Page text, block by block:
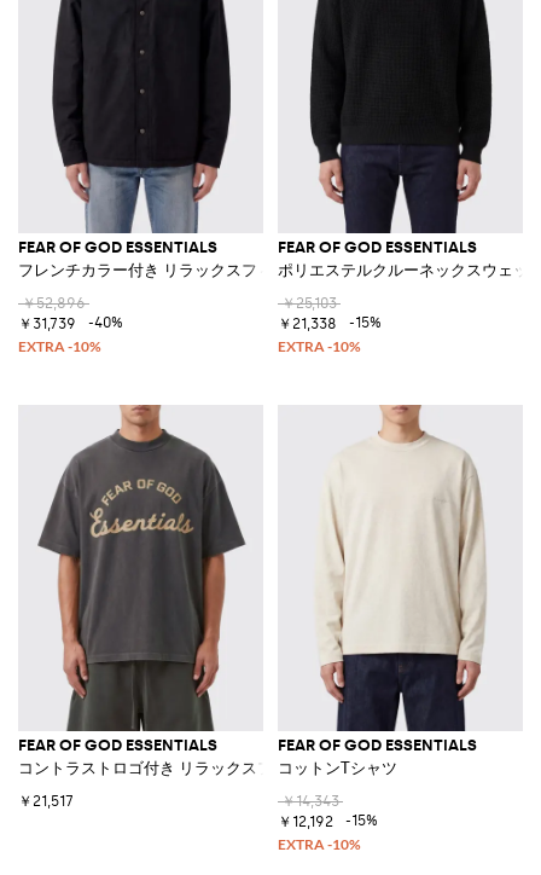
FEAR OF GOD ESSENTIALS
フレンチカラー付き リラックスフィットコットンシャツジャケット
￥52,896
￥31,739
-40%
FEAR OF GOD ESSENTIALS
ポリエステルクルーネックスウェッ
￥25,103
￥21,338
-15%
FEAR OF GOD ESSENTIALS
コントラストロゴ付き リラックスフィットコットンTシャツ
￥21,517
FEAR OF GOD ESSENTIALS
コットンTシャツ
￥14,343
￥12,192
-15%